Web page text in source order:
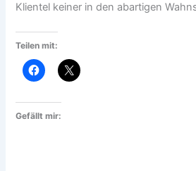
Klientel keiner in den abartigen
Teilen mit:
Gefällt mir: